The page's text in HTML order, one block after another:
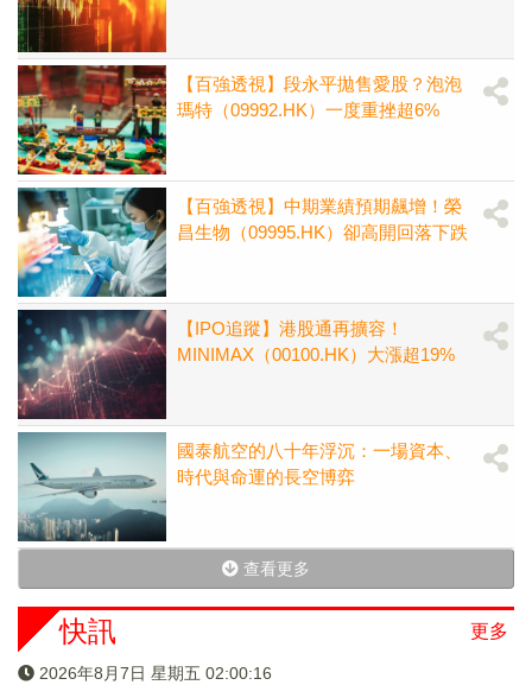
【百強透視】段永平拋售愛股？泡泡
瑪特（09992.HK）一度重挫超6%
【百強透視】中期業績預期飆增！榮
昌生物（09995.HK）卻高開回落下跌
【IPO追蹤】港股通再擴容！
MINIMAX（00100.HK）大漲超19%
國泰航空的八十年浮沉：一場資本、
時代與命運的長空博弈
查看更多
更多
快訊
2026年8月7日 星期五 02:00:16